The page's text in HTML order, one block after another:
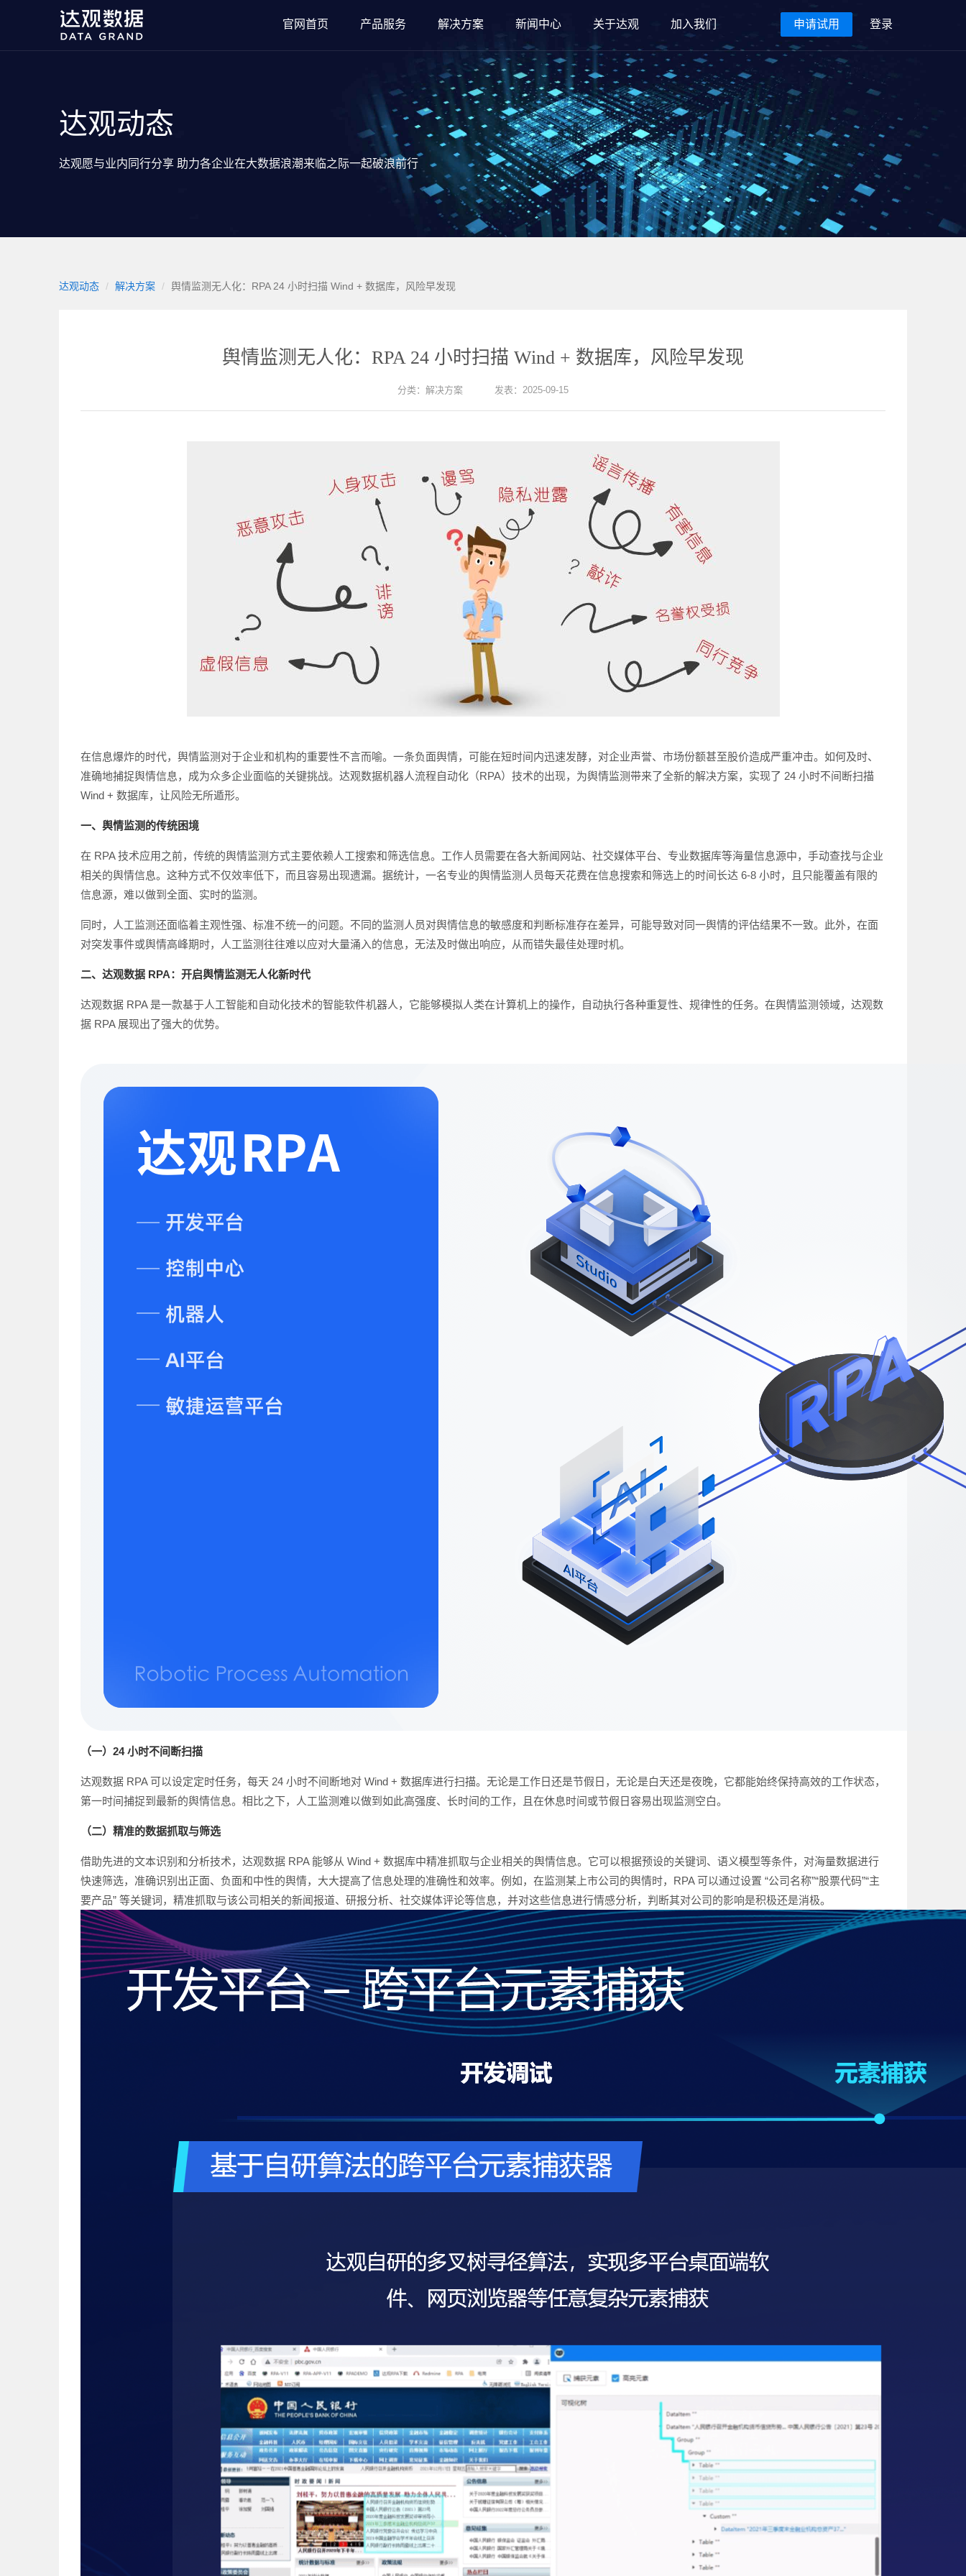
官网首页 产品服务 解决方案 新闻中心 关于达观 加入我们 申请试用 登录
达观动态
达观愿与业内同行分享 助力各企业在大数据浪潮来临之际一起破浪前行
达观动态 解决方案 舆情监测无人化：RPA 24 小时扫描 Wind + 数据库，风险早发现
舆情监测无人化：RPA 24 小时扫描 Wind + 数据库，风险早发现
分类： 解决方案 发表：2025-09-15
在信息爆炸的时代，舆情监测对于企业和机构的重要性不言而喻。一条负面舆情，可能在短时间内迅速发酵，对企业声誉、市场份额甚至股价造成严重冲击。如何及时、
准确地捕捉舆情信息，成为众多企业面临的关键挑战。达观数据机器人流程自动化（RPA）技术的出现，为舆情监测带来了全新的解决方案，实现了 24 小时不间断扫描
Wind + 数据库，让风险无所遁形。
一、舆情监测的传统困境
在 RPA 技术应用之前，传统的舆情监测方式主要依赖人工搜索和筛选信息。工作人员需要在各大新闻网站、社交媒体平台、专业数据库等海量信息源中，手动查找与企业
相关的舆情信息。这种方式不仅效率低下，而且容易出现遗漏。据统计，一名专业的舆情监测人员每天花费在信息搜索和筛选上的时间长达 6-8 小时，且只能覆盖有限的
信息源，难以做到全面、实时的监测。
同时，人工监测还面临着主观性强、标准不统一的问题。不同的监测人员对舆情信息的敏感度和判断标准存在差异，可能导致对同一舆情的评估结果不一致。此外，在面
对突发事件或舆情高峰期时，人工监测往往难以应对大量涌入的信息，无法及时做出响应，从而错失最佳处理时机。
二、达观数据 RPA：开启舆情监测无人化新时代
达观数据 RPA 是一款基于人工智能和自动化技术的智能软件机器人，它能够模拟人类在计算机上的操作，自动执行各种重复性、规律性的任务。在舆情监测领域，达观数
据 RPA 展现出了强大的优势。
（一）24 小时不间断扫描
达观数据 RPA 可以设定定时任务，每天 24 小时不间断地对 Wind + 数据库进行扫描。无论是工作日还是节假日，无论是白天还是夜晚，它都能始终保持高效的工作状态，
第一时间捕捉到最新的舆情信息。相比之下，人工监测难以做到如此高强度、长时间的工作，且在休息时间或节假日容易出现监测空白。
（二）精准的数据抓取与筛选
借助先进的文本识别和分析技术，达观数据 RPA 能够从 Wind + 数据库中精准抓取与企业相关的舆情信息。它可以根据预设的关键词、语义模型等条件，对海量数据进行
快速筛选，准确识别出正面、负面和中性的舆情，大大提高了信息处理的准确性和效率。例如，在监测某上市公司的舆情时，RPA 可以通过设置 “公司名称”“股票代码”“主
要产品” 等关键词，精准抓取与该公司相关的新闻报道、研报分析、社交媒体评论等信息，并对这些信息进行情感分析，判断其对公司的影响是积极还是消极。